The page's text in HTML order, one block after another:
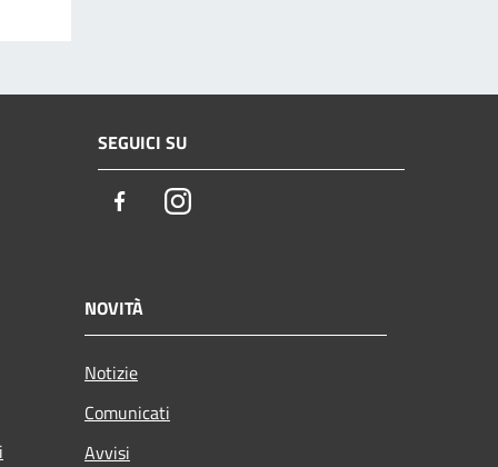
SEGUICI SU
FacebookInstagram
NOVITÀ
Notizie
Comunicati
Avvisi